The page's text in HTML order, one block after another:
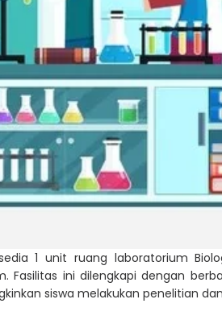
1 unit ruang laboratorium
Fasilitas ini dilengkapi dengan
siswa melakukan penelitian